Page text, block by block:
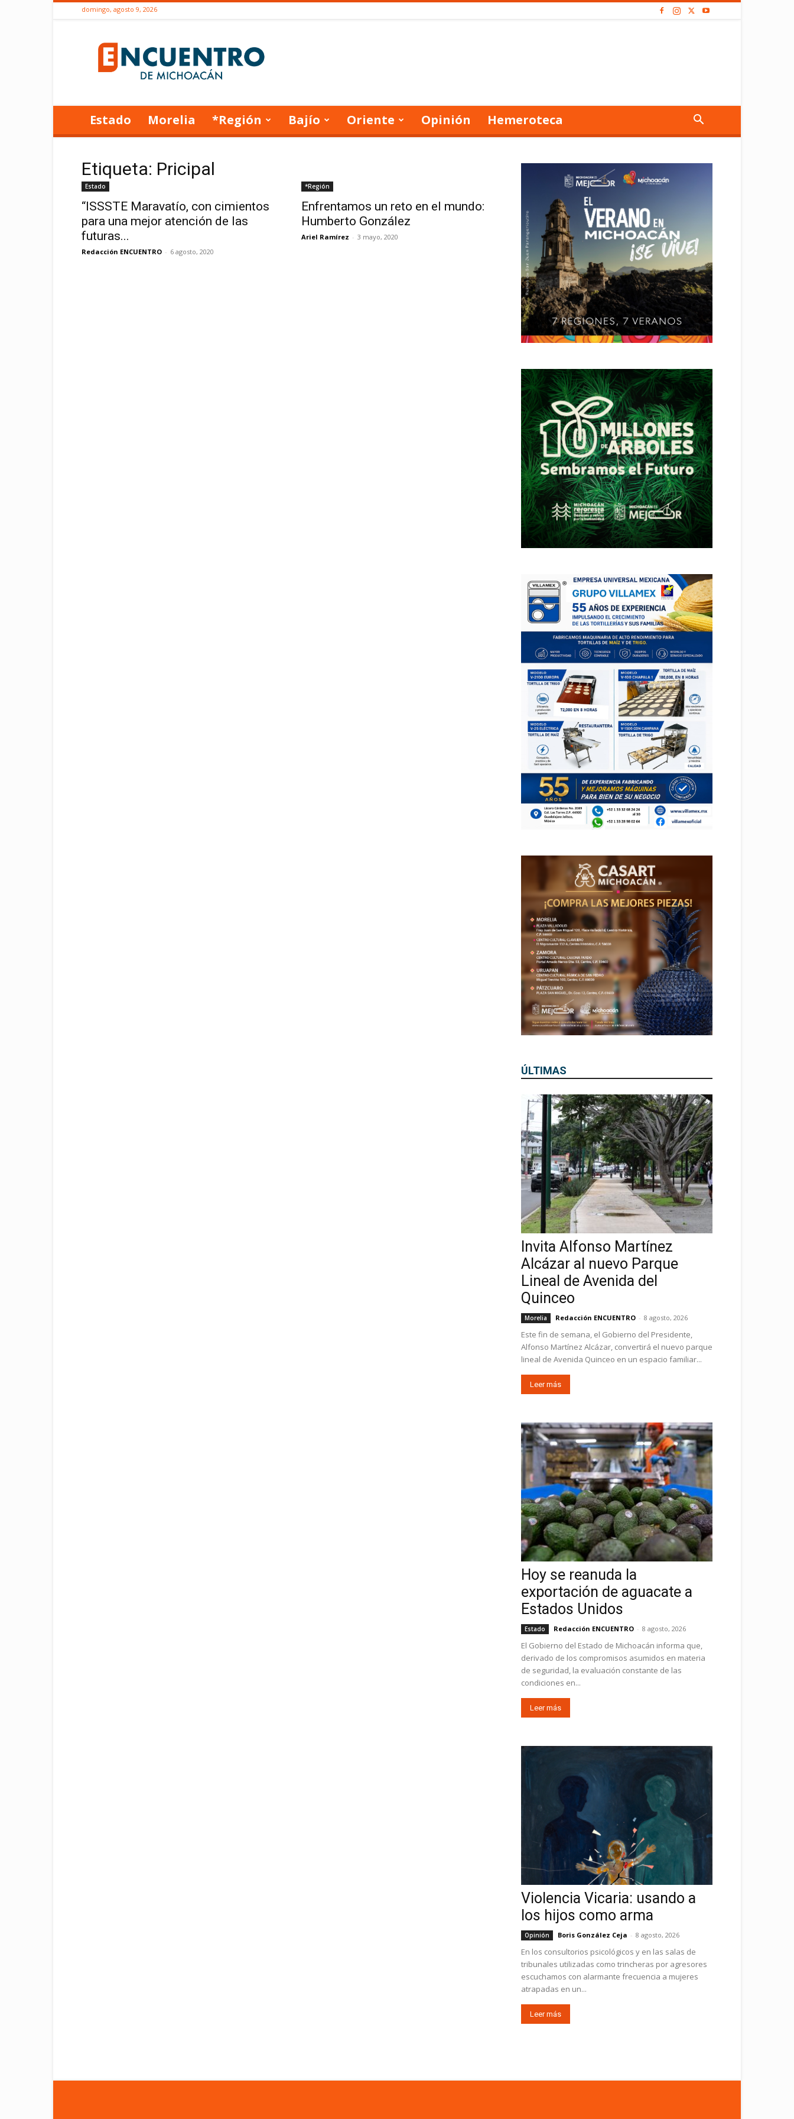
domingo, agosto 9, 2026
de
Michoacán
Estado Morelia *Región Bajío Oriente Opinión Hemeroteca
Etiqueta: Pricipal
Estado
“ISSSTE Maravatío, con cimientos
para una mejor atención de las
futuras...
Redacción ENCUENTRO - 6 agosto, 2020
*Región
Enfrentamos un reto en el mundo:
Humberto González
Ariel Ramírez - 3 mayo, 2020
ÚLTIMAS
Invita Alfonso Martínez
Alcázar al nuevo Parque
Lineal de Avenida del
Quinceo
Morelia Redacción ENCUENTRO - 8 agosto, 2026
Este fin de semana, el Gobierno del Presidente,
Alfonso Martínez Alcázar, convertirá el nuevo parque
lineal de Avenida Quinceo en un espacio familiar...
Leer más
Hoy se reanuda la
exportación de aguacate a
Estados Unidos
Estado Redacción ENCUENTRO - 8 agosto, 2026
El Gobierno del Estado de Michoacán informa que,
derivado de los compromisos asumidos en materia
de seguridad, la evaluación constante de las
condiciones en...
Leer más
Violencia Vicaria: usando a
los hijos como arma
Opinión Boris González Ceja - 8 agosto, 2026
En los consultorios psicológicos y en las salas de
tribunales utilizadas como trincheras por agresores
escuchamos con alarmante frecuencia a mujeres
atrapadas en un...
Leer más